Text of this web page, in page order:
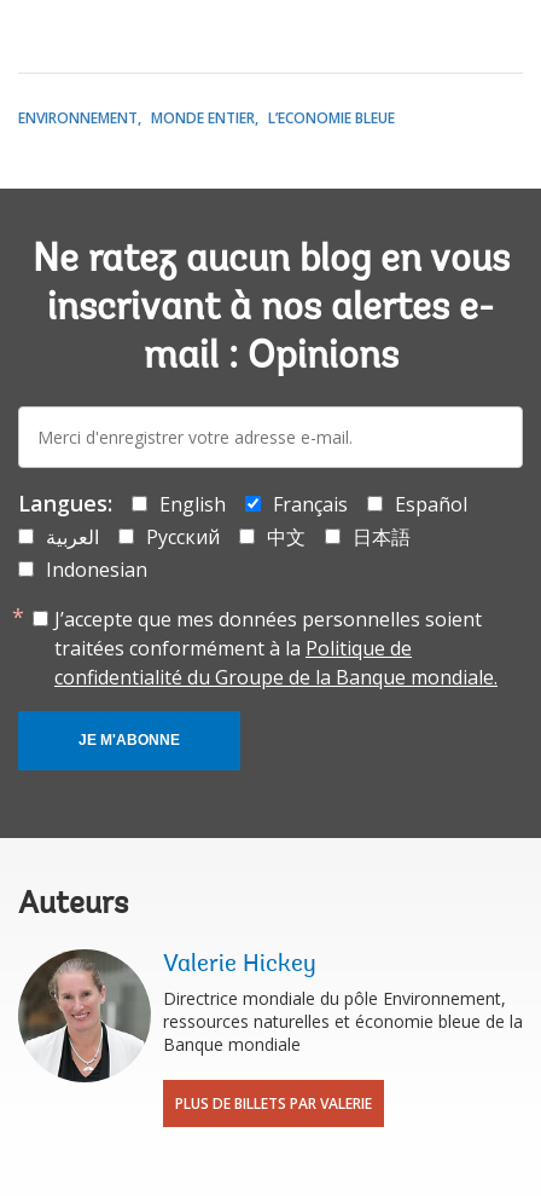
ENVIRONNEMENT MONDE ENTIER L’ECONOMIE BLEUE
Ne ratez aucun blog en vous
inscrivant à nos alertes e-
mail : Opinions
mail:
Langues: English Français
Español
العربية
Русский 中文
日本語
Indonesian
J’accepte que mes données personnelles soient
traitées conformément à la Politique de
confidentialité du Groupe de la Banque mondiale.
JE M'ABONNE
Auteurs
Valerie Hickey
Directrice mondiale du pôle Environnement,
ressources naturelles et économie bleue de la
Banque mondiale
PLUS DE BILLETS PAR VALERIE